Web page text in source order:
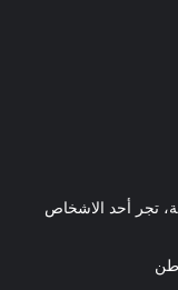
تجر أحد الاشخاص